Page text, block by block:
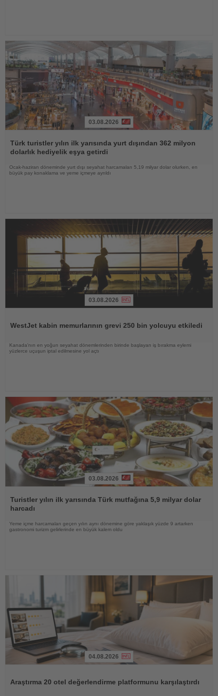
Oku
03.08.2026
Türk turistler yılın ilk yarısında yurt dışından 362 milyon
dolarlık hediyelik eşya getirdi
Ocak-haziran döneminde yurt dışı seyahat harcamaları 5,19 milyar dolar olurken, en
büyük pay konaklama ve yeme içmeye ayrıldı
03.08.2026
WestJet kabin memurlarının grevi 250 bin yolcuyu etkiledi
Kanada'nın en yoğun seyahat dönemlerinden birinde başlayan iş bırakma eylemi
yüzlerce uçuşun iptal edilmesine yol açtı
Oku
03.08.2026
Turistler yılın ilk yarısında Türk mutfağına 5,9 milyar dolar
harcadı
Yeme içme harcamaları geçen yılın aynı dönemine göre yaklaşık yüzde 9 artarken
gastronomi turizm gelirlerinde en büyük kalem oldu
04.08.2026
Araştırma 20 otel değerlendirme platformunu karşılaştırdı